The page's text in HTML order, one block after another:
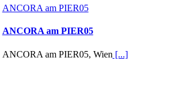
ANCORA am PIER05
ANCORA am PIER05
ANCORA am PIER05, Wien [...]